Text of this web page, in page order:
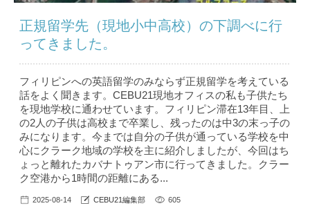
正規留学先（現地小中高校）の下調べに行
ってきました。
フィリピンへの英語留学のみならず正規留学を考えている
話をよく聞きます。CEBU21現地オフィスの私も子供たち
を現地学校に通わせています。フィリピン滞在13年目、上
の2人の子供は高校まで卒業し、残ったのは中3の末っ子の
みになります。今までは自分の子供が通っている学校を中
心にクラーク地域の学校を主に紹介しましたが、今回はち
ょっと離れたカバナトゥアン市に行ってきました。クラー
ク空港から1時間の距離にある...
2025-08-14 CEBU21編集部 605